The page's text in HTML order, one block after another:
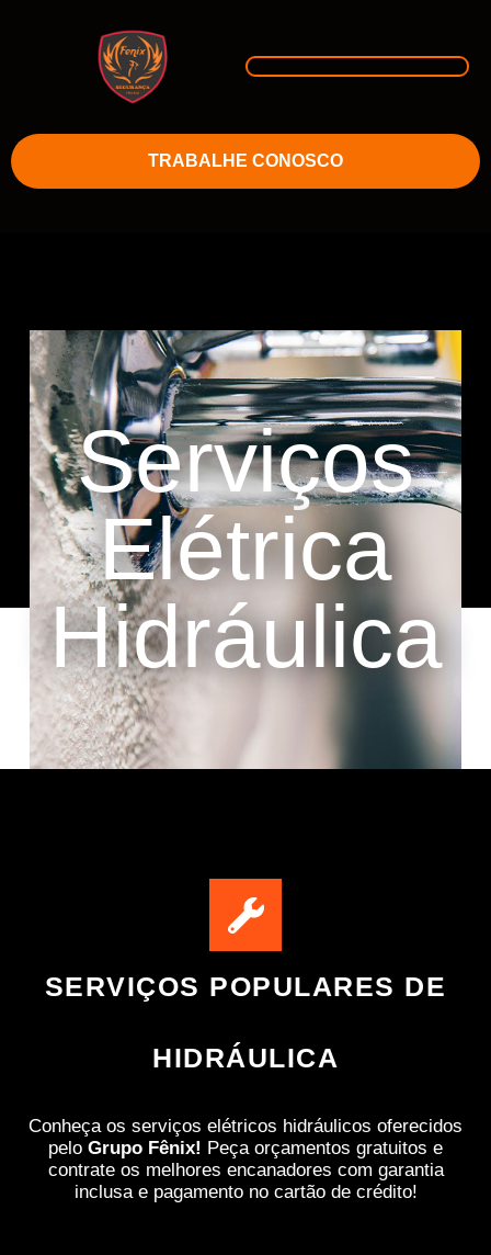
TRABALHE CONOSCO
Serviços
Elétrica
Hidráulica
SERVIÇOS POPULARES DE
HIDRÁULICA
Conheça os serviços elétricos hidráulicos oferecidos
pelo Grupo Fênix! Peça orçamentos gratuitos e
contrate os melhores encanadores com garantia
inclusa e pagamento no cartão de crédito!